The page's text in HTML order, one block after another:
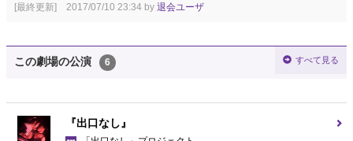
[最終更新] 2017/07/10 23:34 by 退会ユーザ
この劇場の公演 6 すべて見る
『出口なし』